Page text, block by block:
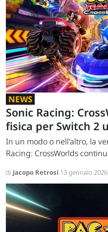
NEWS
Sonic Racing:
fisica per Switch 2
In un modo o nell'altro, la
Racing: CrossWorlds
di Jacopo Retrosi 13 gennaio 2026